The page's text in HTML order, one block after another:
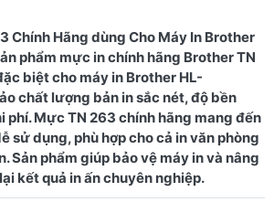
Chính Hãng dùng Cho Máy In Brother
phẩm mực in chính hãng Brother TN
biệt cho máy in Brother HL-
chất lượng bản in sắc nét, độ bền
phí. Mực TN 263 chính hãng mang đến
sử dụng, phù hợp cho cả in văn phòng
Sản phẩm giúp bảo vệ máy in và nâng